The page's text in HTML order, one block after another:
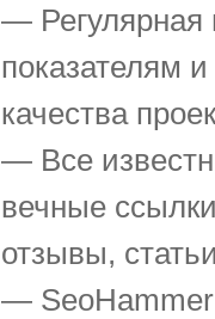
— Регулярная
показателям
качества
— Все
вечные
отзывы,
— SeoHammer